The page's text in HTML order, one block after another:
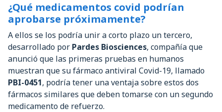
¿Qué medicamentos covid podrían
aprobarse próximamente?
A ellos se los podría unir a corto plazo un tercero,
desarrollado por Pardes Biosciences, compañía que
anunció que las primeras pruebas en humanos
muestran que su fármaco antiviral Covid-19, llamado
PBI-0451, podría tener una ventaja sobre estos dos
fármacos similares que deben tomarse con un segundo
medicamento de refuerzo.